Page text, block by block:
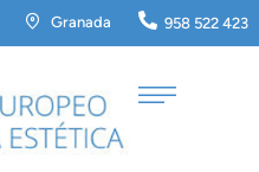
Granada 958 522 423
con láser